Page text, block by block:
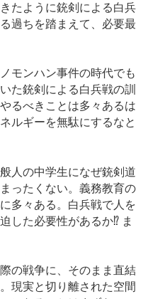
たように銃剣による白兵
過ちを踏まえて、必要最
モンハン事件の時代でも
た銃剣による白兵戦の訓
るべきことは多々あるは
ルギーを無駄にするなと
人の中学生になぜ銃剣道
ったくない。義務教育の
多々ある。白兵戦で人を
した必要性があるか⁉︎ ま
の戦争に、そのまま直結
現実と切り離された空間